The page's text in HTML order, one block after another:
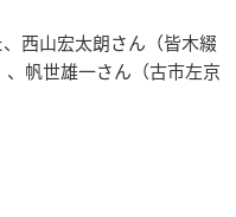
西山宏太朗さん（皆木綴
帆世雄一さん（古市左京